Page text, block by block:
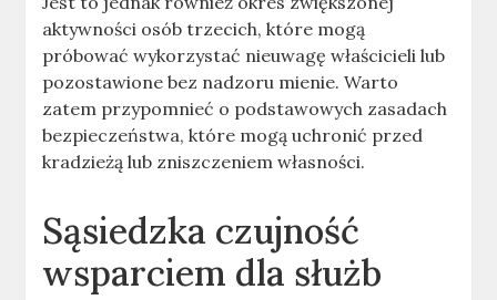
aktywności osób trzecich, które mogą
próbować wykorzystać nieuwagę właścicieli lub
pozostawione bez nadzoru mienie. Warto
zatem przypomnieć o podstawowych zasadach
bezpieczeństwa, które mogą uchronić przed
kradzieżą lub zniszczeniem własności.
Sąsiedzka czujność
wsparciem dla służb